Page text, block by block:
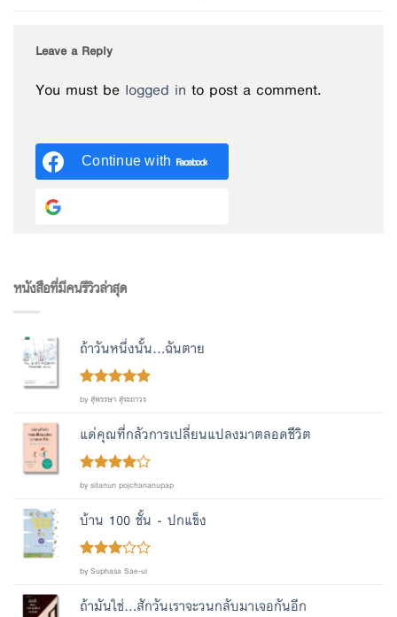
Leave a Reply
You must be logged in to post a comment.
Continue with Facebook
หนังสือที่มีคนรีวิวล่าสุด
ถ้าวันหนึ่งนั้น...ฉันตาย
Rated 5out
by สุพรรษา สุระถาวร
แด่คุณที่กลัวการเปลี่ยนแปลงมาตลอดชีวิต
Rated4
by sitanun pojchananupap
บ้าน 100 ชั้น - ปกแข็ง
Rated
of 5
by Suphasa Sae-ui
ถ้ามันใช่...สักวันเราจะวนกลับมาเจอกันอีก